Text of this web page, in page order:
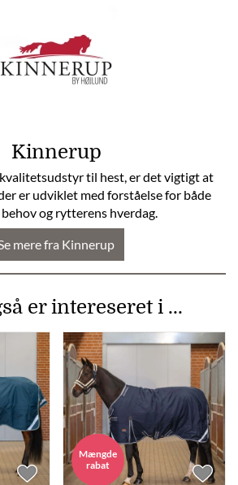
Kinnerup
til hest, er det vigtigt at
er udviklet med forståelse for både
og rytterens hverdag.
mere fra Kinnerup
er intereseret i ...
Mængde
rabat